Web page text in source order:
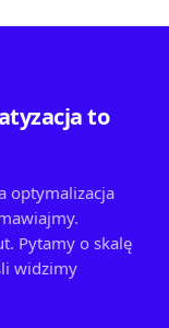
to
optymalizacja
Pytamy o skalę
widzimy